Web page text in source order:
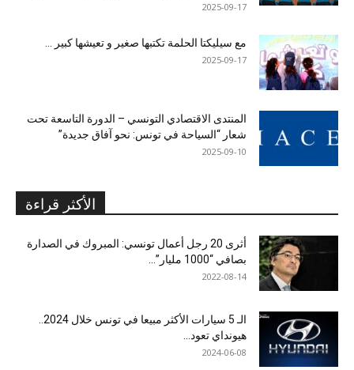
2025-09-17
مع سيليكتا الحلمة تكتبها صغير و تعيشها كبير …
2025-09-17
المنتدى الاقتصادي التونسي – الدورة التاسعة تحت
شعار “السياحة في تونس: نحو آفاق جديدة”
2025-09-10
الأكثر قراءة
أثرى 20 رجل أعمال تونسي: المبروك في الصدارة
بصافي “1000 مليار”...
2022-08-14
هيونداي تعود...
2024-06-08